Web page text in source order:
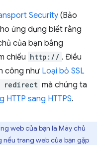
Security (Bảo
ứng dụng biết rằng
của bạn bằng
chiếu http:// . Điều
công như Loại bỏ SSL
redirect mà chúng ta
HTTP sang HTTPS.
web của bạn là Máy chủ
nếu trang web của bạn gặp